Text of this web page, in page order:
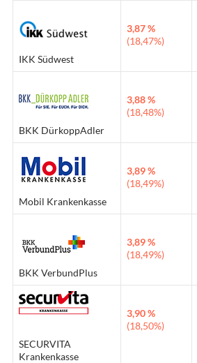
IKK Südwest
3,87 %
(18,47%)
BKK DürkoppAdler
3,88 %
(18,48%)
Mobil Krankenkasse
3,89 %
(18,49%)
BKK VerbundPlus
3,89 %
(18,49%)
SECURVITA
Krankenkasse
3,90 %
(18,50%)